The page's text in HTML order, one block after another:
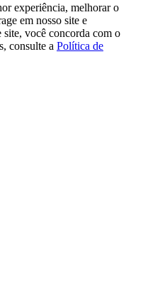
experiência, melhorar o
em nosso site e
você concorda com o
consulte a Política de